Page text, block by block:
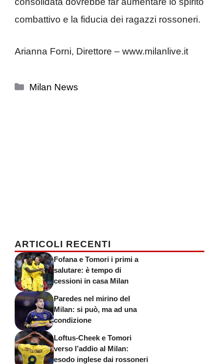
combattivo e la fiducia dei ragazzi rossoneri.
Arianna Forni, Direttore – www.milanlive.it
Categorie
Milan News
ARTICOLI RECENTI
Fofana e Tomori i primi a
salutare: è tempo di
cessioni in casa Milan
Paredes nel mirino del
Milan: si può, ma ad una
condizione
Loftus-Cheek e Tomori
verso l’addio al Milan:
esodo inglese dai rossoneri